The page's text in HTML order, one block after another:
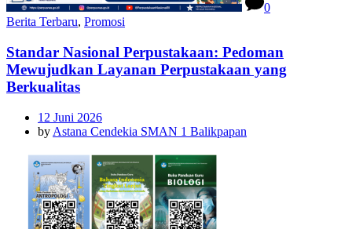
0
Berita Terbaru, Promosi
Standar Nasional Perpustakaan: Pedoman
Mewujudkan Layanan Perpustakaan yang
Berkualitas
12 Juni 2026
by Astana Cendekia SMAN 1 Balikpapan